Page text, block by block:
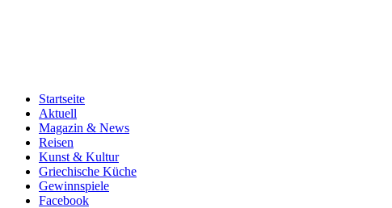
Startseite
Aktuell
Magazin & News
Reisen
Kunst & Kultur
Griechische Küche
Gewinnspiele
Facebook